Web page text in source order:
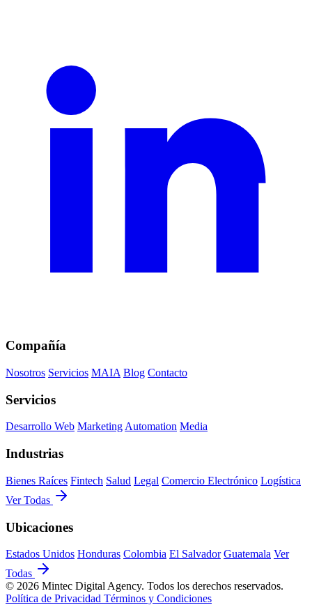
Compañía
Nosotros Servicios MAIA Blog Contacto
Servicios
Desarrollo Web MarketingAutomation Media
Industrias
Bienes Raíces Fintech Salud Legal Comercio Electrónico Logística
Ver Todas
Ubicaciones
Estados Unidos Honduras Colombia El Salvador Guatemala Ver
Todas
© 2026 Mintec Digital Agency. Todos los derechos reservados.
Política de Privacidad Términos y Condiciones